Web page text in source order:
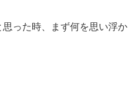
思った時、まず何を思い浮か